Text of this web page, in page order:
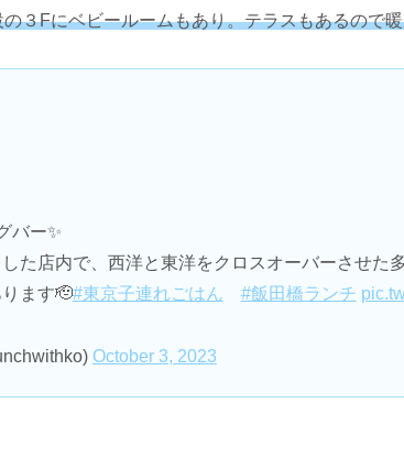
の３Fにベビールームもあり。テラスもあるので
バー✨
た店内で、西洋と東洋をクロスオーバーさせ
ます🫡#東京子連れごはん #飯田橋ランチ
October 3, 2023